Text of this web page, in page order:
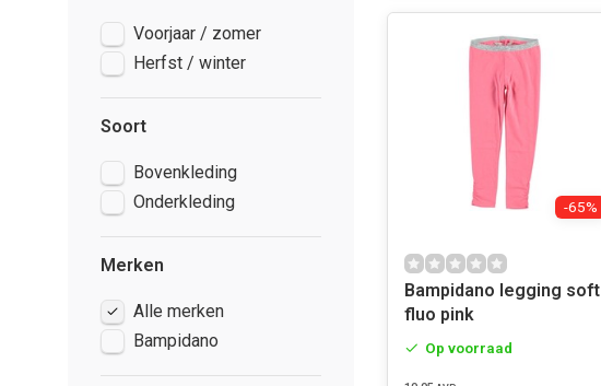
Voorjaar / zomer
Herfst / winter
Soort
Bovenkleding
Onderkleding
Merken
Alle merken
Bampidano
-65%
Bampidano legging soft
fluo pink
Op voorraad